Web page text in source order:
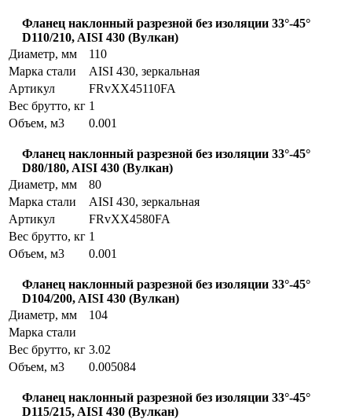
Фланец наклонный разрезной без изоляции 33°-45°
D110/210, AISI 430 (Вулкан)
Диаметр, мм
110
Марка стали
AISI 430, зеркальная
Артикул
FRvXX45110FA
Вес брутто, кг 1
Объем, м3
0.001
Фланец наклонный разрезной без изоляции 33°-45°
D80/180, AISI 430 (Вулкан)
Диаметр, мм
80
Марка стали
AISI 430, зеркальная
Артикул
FRvXX4580FA
Вес брутто, кг 1
Объем, м3
0.001
Фланец наклонный разрезной без изоляции 33°-45°
D104/200, AISI 430 (Вулкан)
Диаметр, мм
104
Марка стали
Вес брутто, кг 3.02
Объем, м3
0.005084
Фланец наклонный разрезной без изоляции 33°-45°
D115/215, AISI 430 (Вулкан)